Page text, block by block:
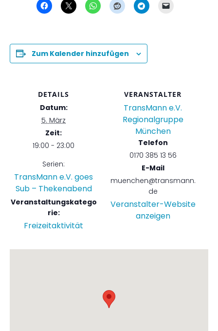
Zum Kalender hinzufügen
DETAILS
Datum:
5. März
Zeit:
19:00 - 23:00
Serien:
TransMann e.V. goes
Sub – Thekenabend
Veranstaltungskatego
rie:
Freizeitaktivität
VERANSTALTER
TransMann e.V.
Regionalgruppe
München
Telefon
0170 385 13 56
E-Mail
muenchen@transmann.
de
Veranstalter-Website
anzeigen